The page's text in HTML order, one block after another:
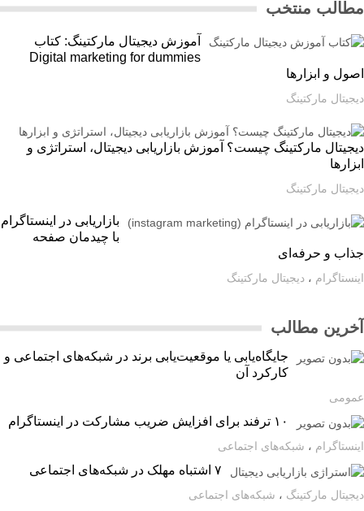
منتخب
آموزش دیجیتال مارکتینگ: کتاب
Digital marketing for dummies
و ابزارها
مارکتینگ
مارکتینگ چیست؟ آموزش بازاریابی دیجیتال، استراتژی و
مارکتینگ
بازاریابی در اینستاگرام
با چیدمان صفحه
و حرفه‌ای
،دیجیتال مارکتینگ
مطالب
جایگاه‌یابی یا موقعیت‌یابی برند در شبکه‌های اجتماعی و
کارکرد آن
۱۰ ترفند برای افزایش ضریب مشارکت در اینستاگرام
،شبکه‌های اجتماعی
مارکتینگ،شبکه‌های اجتماعی